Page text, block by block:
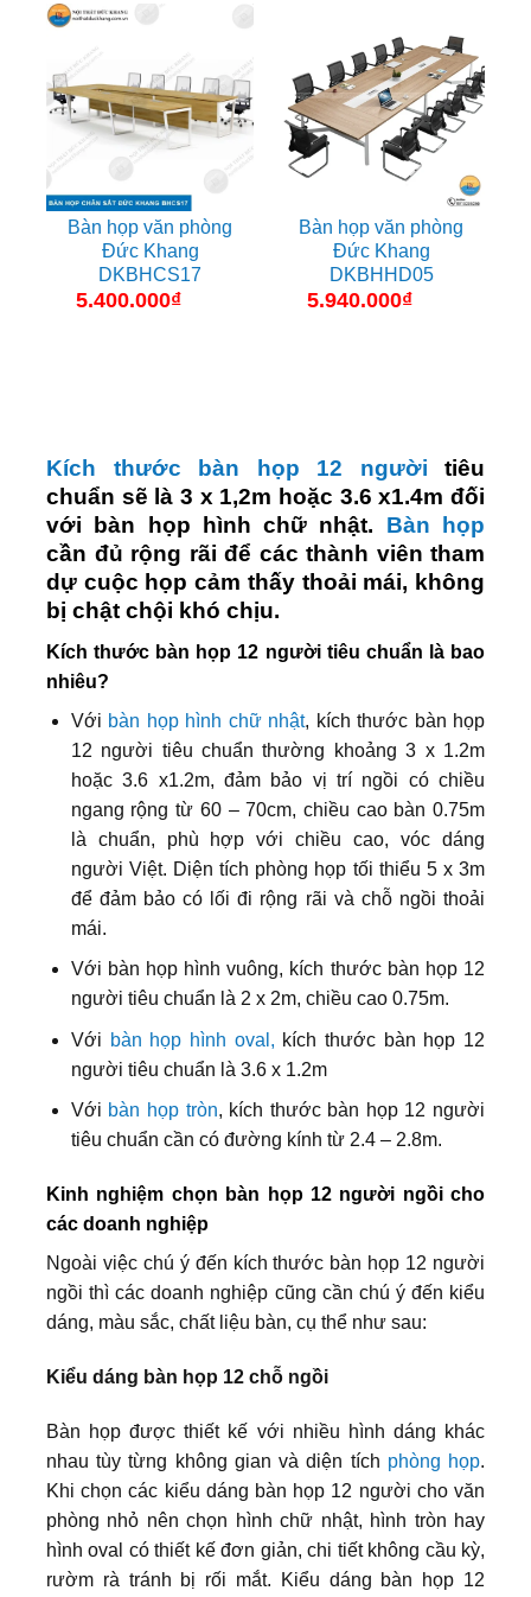
Bàn họp văn phòng
Đức Khang
DKBHCS17
5.400.000₫
Bàn họp văn phòng
Đức Khang
DKBHHD05
5.940.000₫
Kích thước bàn họp 12 người tiêu
chuẩn sẽ là 3 x 1,2m hoặc 3.6 x1.4m đối
với bàn họp hình chữ nhật. Bàn họp
cần đủ rộng rãi để các thành viên tham
dự cuộc họp cảm thấy thoải mái, không
bị chật chội khó chịu.
Kích thước bàn họp 12 người tiêu chuẩn là bao
nhiêu?
Với bàn họp hình chữ nhật, kích thước bàn họp
12 người tiêu chuẩn thường khoảng 3 x 1.2m
hoặc 3.6 x1.2m, đảm bảo vị trí ngồi có chiều
ngang rộng từ 60 – 70cm, chiều cao bàn 0.75m
là chuẩn, phù hợp với chiều cao, vóc dáng
người Việt. Diện tích phòng họp tối thiểu 5 x 3m
để đảm bảo có lối đi rộng rãi và chỗ ngồi thoải
mái.
Với bàn họp hình vuông, kích thước bàn họp 12
người tiêu chuẩn là 2 x 2m, chiều cao 0.75m.
Với bàn họp hình oval, kích thước bàn họp 12
người tiêu chuẩn là 3.6 x 1.2m
Với bàn họp tròn, kích thước bàn họp 12 người
tiêu chuẩn cần có đường kính từ 2.4 – 2.8m.
Kinh nghiệm chọn bàn họp 12 người ngồi cho
các doanh nghiệp
Ngoài việc chú ý đến kích thước bàn họp 12 người
ngồi thì các doanh nghiệp cũng cần chú ý đến kiểu
dáng, màu sắc, chất liệu bàn, cụ thể như sau:
Kiểu dáng bàn họp 12 chỗ ngồi
Bàn họp được thiết kế với nhiều hình dáng khác
nhau tùy từng không gian và diện tích phòng họp.
Khi chọn các kiểu dáng bàn họp 12 người cho văn
phòng nhỏ nên chọn hình chữ nhật, hình tròn hay
hình oval có thiết kế đơn giản, chi tiết không cầu kỳ,
rườm rà tránh bị rối mắt. Kiểu dáng bàn họp 12